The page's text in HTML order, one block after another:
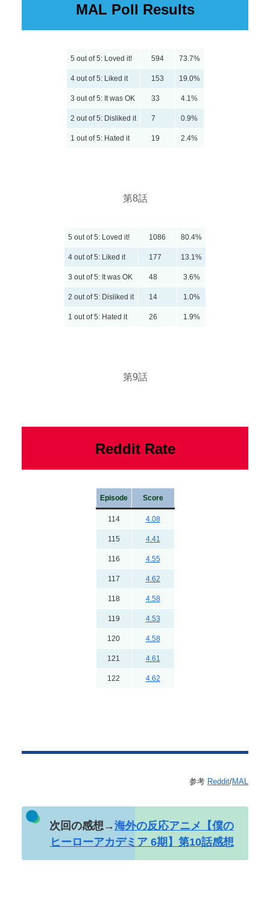
MAL Poll Results
5 out of 5: Loved it! 594 73.7%
4 out of 5: Liked it 153 19.0%
3 out of 5: It was OK 33 4.1%
2 out of 5: Disliked it 7 0.9%
1 out of 5: Hated it 19 2.4%
第8話
5 out of 5: Loved it! 1086 80.4%
4 out of 5: Liked it 177 13.1%
3 out of 5: It was OK 48 3.6%
2 out of 5: Disliked it 14 1.0%
1 out of 5: Hated it 26 1.9%
第9話
Reddit Rate
Episode Score
114 4.08
115 4.41
116 4.55
117 4.62
118 4.58
119 4.53
120 4.58
121 4.61
122 4.62
参考 Reddit/MAL
次回の感想→海外の反応アニメ【僕の
ヒーローアカデミア 6期】第10話感想